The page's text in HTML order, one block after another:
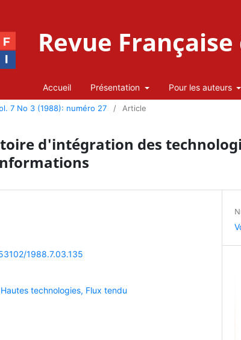
Revue
Accueil Présentation Pour les auteurs
7 No 3 (1988): numéro 27 / Article
d'intégration des
1988.7.03.135
Hautes technologies, Flux tendu